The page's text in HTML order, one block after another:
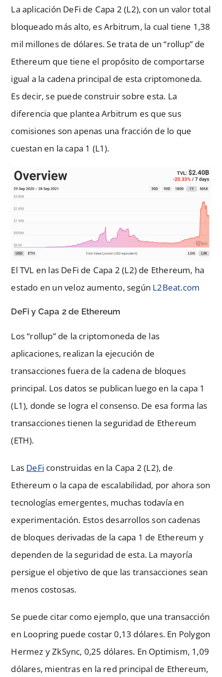
La aplicación DeFi de Capa 2 (L2), con un valor total
bloqueado más alto, es Arbitrum, la cual tiene 1,38
mil millones de dólares. Se trata de un “rollup” de
Ethereum que tiene el propósito de comportarse
igual a la cadena principal de esta criptomoneda.
Es decir, se puede construir sobre esta. La
diferencia que plantea Arbitrum es que sus
comisiones son apenas una fracción de lo que
cuestan en la capa 1 (L1).
El TVL en las DeFi de Capa 2 (L2) de Ethereum, ha
estado en un veloz aumento, según L2Beat.com
DeFi y Capa 2 de Ethereum
Los “rollup” de la criptomoneda de las
aplicaciones, realizan la ejecución de
transacciones fuera de la cadena de bloques
principal. Los datos se publican luego en la capa 1
(L1), donde se logra el consenso. De esa forma las
transacciones tienen la seguridad de Ethereum
(ETH).
Las DeFi construidas en la Capa 2 (L2), de
Ethereum o la capa de escalabilidad, por ahora son
tecnologías emergentes, muchas todavía en
experimentación. Estos desarrollos son cadenas
de bloques derivadas de la capa 1 de Ethereum y
dependen de la seguridad de esta. La mayoría
persigue el objetivo de que las transacciones sean
menos costosas.
Se puede citar como ejemplo, que una transacción
en Loopring puede costar 0,13 dólares. En Polygon
Hermez y ZkSync, 0,25 dólares. En Optimism, 1,09
dólares, mientras en la red principal de Ethereum,